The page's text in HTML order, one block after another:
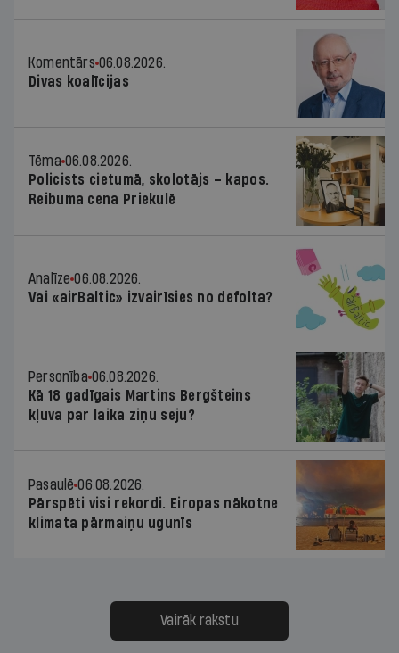
Komentārs 06.08.2026.
Divas koalīcijas
Tēma 06.08.2026.
Policists cietumā, skolotājs – kapos.
Reibuma cena Priekulē
Analīze 06.08.2026.
Vai «airBaltic» izvairīsies no defolta?
Personība 06.08.2026.
Kā 18 gadīgais Martins Bergšteins
kļuva par laika ziņu seju?
Pasaulē 06.08.2026.
Pārspēti visi rekordi. Eiropas nākotne
klimata pārmaiņu ugunīs
Vairāk rakstu